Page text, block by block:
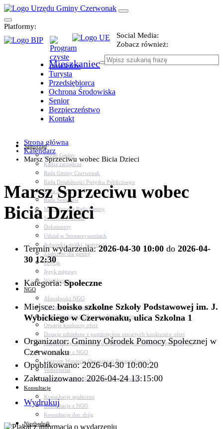
Platformy:
Social Media:
Zobacz również:
Mieszkaniec
Turysta
Przedsiębiorca
Ochrona Środowiska
Senior
Bezpieczeństwo
Kontakt
Samorząd
Urząd Gminy
Kadra zarządcza
Rada Gminy Czerwonak
Rada Działalności Pożytku Publicznego
Rada Sportu
Rada Seniorów
Młodzieżowa Rada Gminy
Sołectwa i osiedla
Dokumenty
Udział w Stowarzyszeniach
Jednostki, spółki, instytucje
Zasłużeni dla gminy
Petycje
Język migowy
Współpraca
NGO
Aktualności NGO
Rejestr Org. Pozarządowych
Rada Działalności Pożytku Publicznego
Otwarte konkursy ofert
Dotacje udzielone z pominięciem otwartych konkursów ofert
Komunikaty organizacji o realizowanych zadaniach publicznych
Konsultacje z NGO
Centrum Wsparcia Organizacji Pozarządowych
Wolontariat
Procedury, formularze, pliki do pobrania
Konsultacje
Konsultacje społeczne
Konsultacje z NGO
Konsultacje dot. dróg
Niezbędnik
Strona główna
Kalendarz
Marsz Sprzeciwu wobec Bicia Dzieci
Marsz Sprzeciwu wobec
Bicia Dzieci
Termin wydarzenia:2026-04-30 10:00 do 2026-04-
30 12:30
Kategoria:Społeczne
Miejsce:boisko szkolne Szkoły Podstawowej im. J.
Wybickiego w Czerwonaku, ulica Szkolna 1
Organizator: Gminny Ośrodek Pomocy Społecznej w
Czerwonaku
Opublikowano: 2026-04-30 10:00:20
Zaktualizowano: 2026-04-24 13:15:00
Wydrukuj